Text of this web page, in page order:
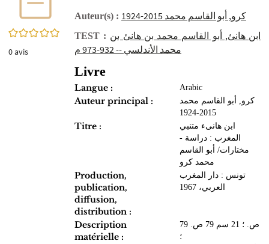
0/5
0avis
Auteur(s) : كرو, أبو القاسم محمد 2015-1924
TEST : ابن هانئ, أبو القاسم محمد بن هانئ بن
محمد الأندلسي -- 932-973 م
Livre
Langue : Arabic
Auteur principal :
كرو, أبو القاسم محمد
2015-1924
Titre :
ابن هانىء متنبي
المغرب : دراسة -
مختارات/ أبو القاسم
محمد كرو
Production,
publication,
diffusion,
distribution :
تونس : دار المغرب
العربي، 1967
Description
matérielle :
79 ص. ؛ 21 سم 79 ص.
؛